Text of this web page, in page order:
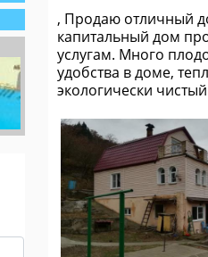
, Продаю отличный
капитальный дом
услугам. Много
удобства в доме,
экологически